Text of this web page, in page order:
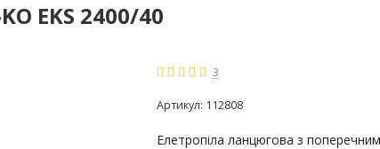
EKS 2400/40
3
Артикул: 112808
Елетропіла ланцюгова з